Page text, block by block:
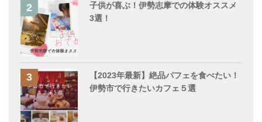
子供が喜ぶ！伊勢志摩での体験オススメ
3選！
【2023年最新】絶品パフェを食べたい！
伊勢市で行きたいカフェ５選